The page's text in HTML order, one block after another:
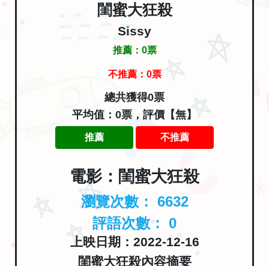
閨蜜大狂殺
Sissy
推薦： 0票
不推薦： 0票
總共獲得0票
平均值：0票，評價【無】
推薦 不推薦
電影：閨蜜大狂殺
瀏覽次數： 6632
評語次數： 0
上映日期：2022-12-16
閨蜜大狂殺內容摘要